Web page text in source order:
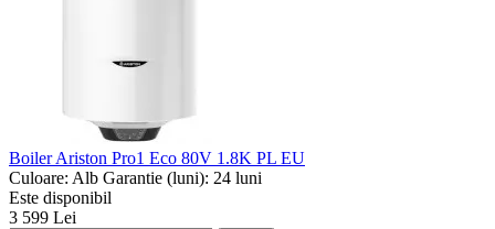
Boiler Ariston Pro1 Eco 80V 1.8K PL EU
Culoare: Alb Garantie (luni): 24 luni
Este disponibil
3 599 Lei